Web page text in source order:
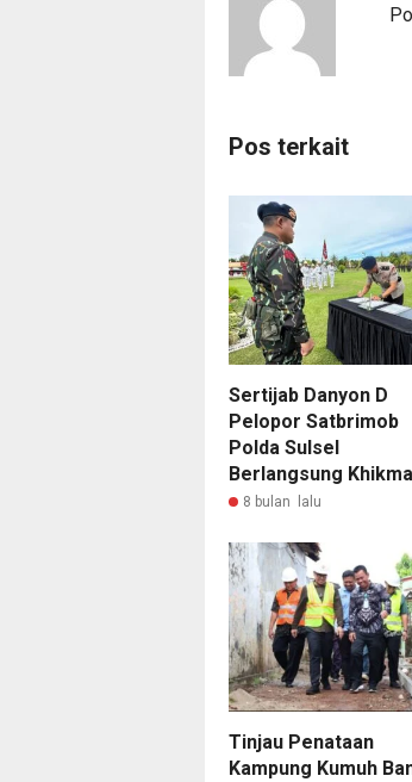
Pos terkait
Sertijab Danyon D
Pelopor Satbrimob
Polda Sulsel
Berlangsung
8 bulan lalu
Tinjau Penataan
Kampung Kumuh